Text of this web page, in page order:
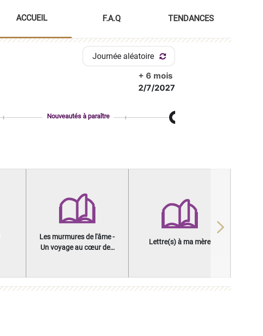
ACCUEIL F.A.Q TENDANCES
Journée aléatoire
+ 6 mois
2/7/2027
Nouveautés à paraître
Les murmures de l'âme -
Un voyage au cœur des
Lettre(s) à ma mère
Next